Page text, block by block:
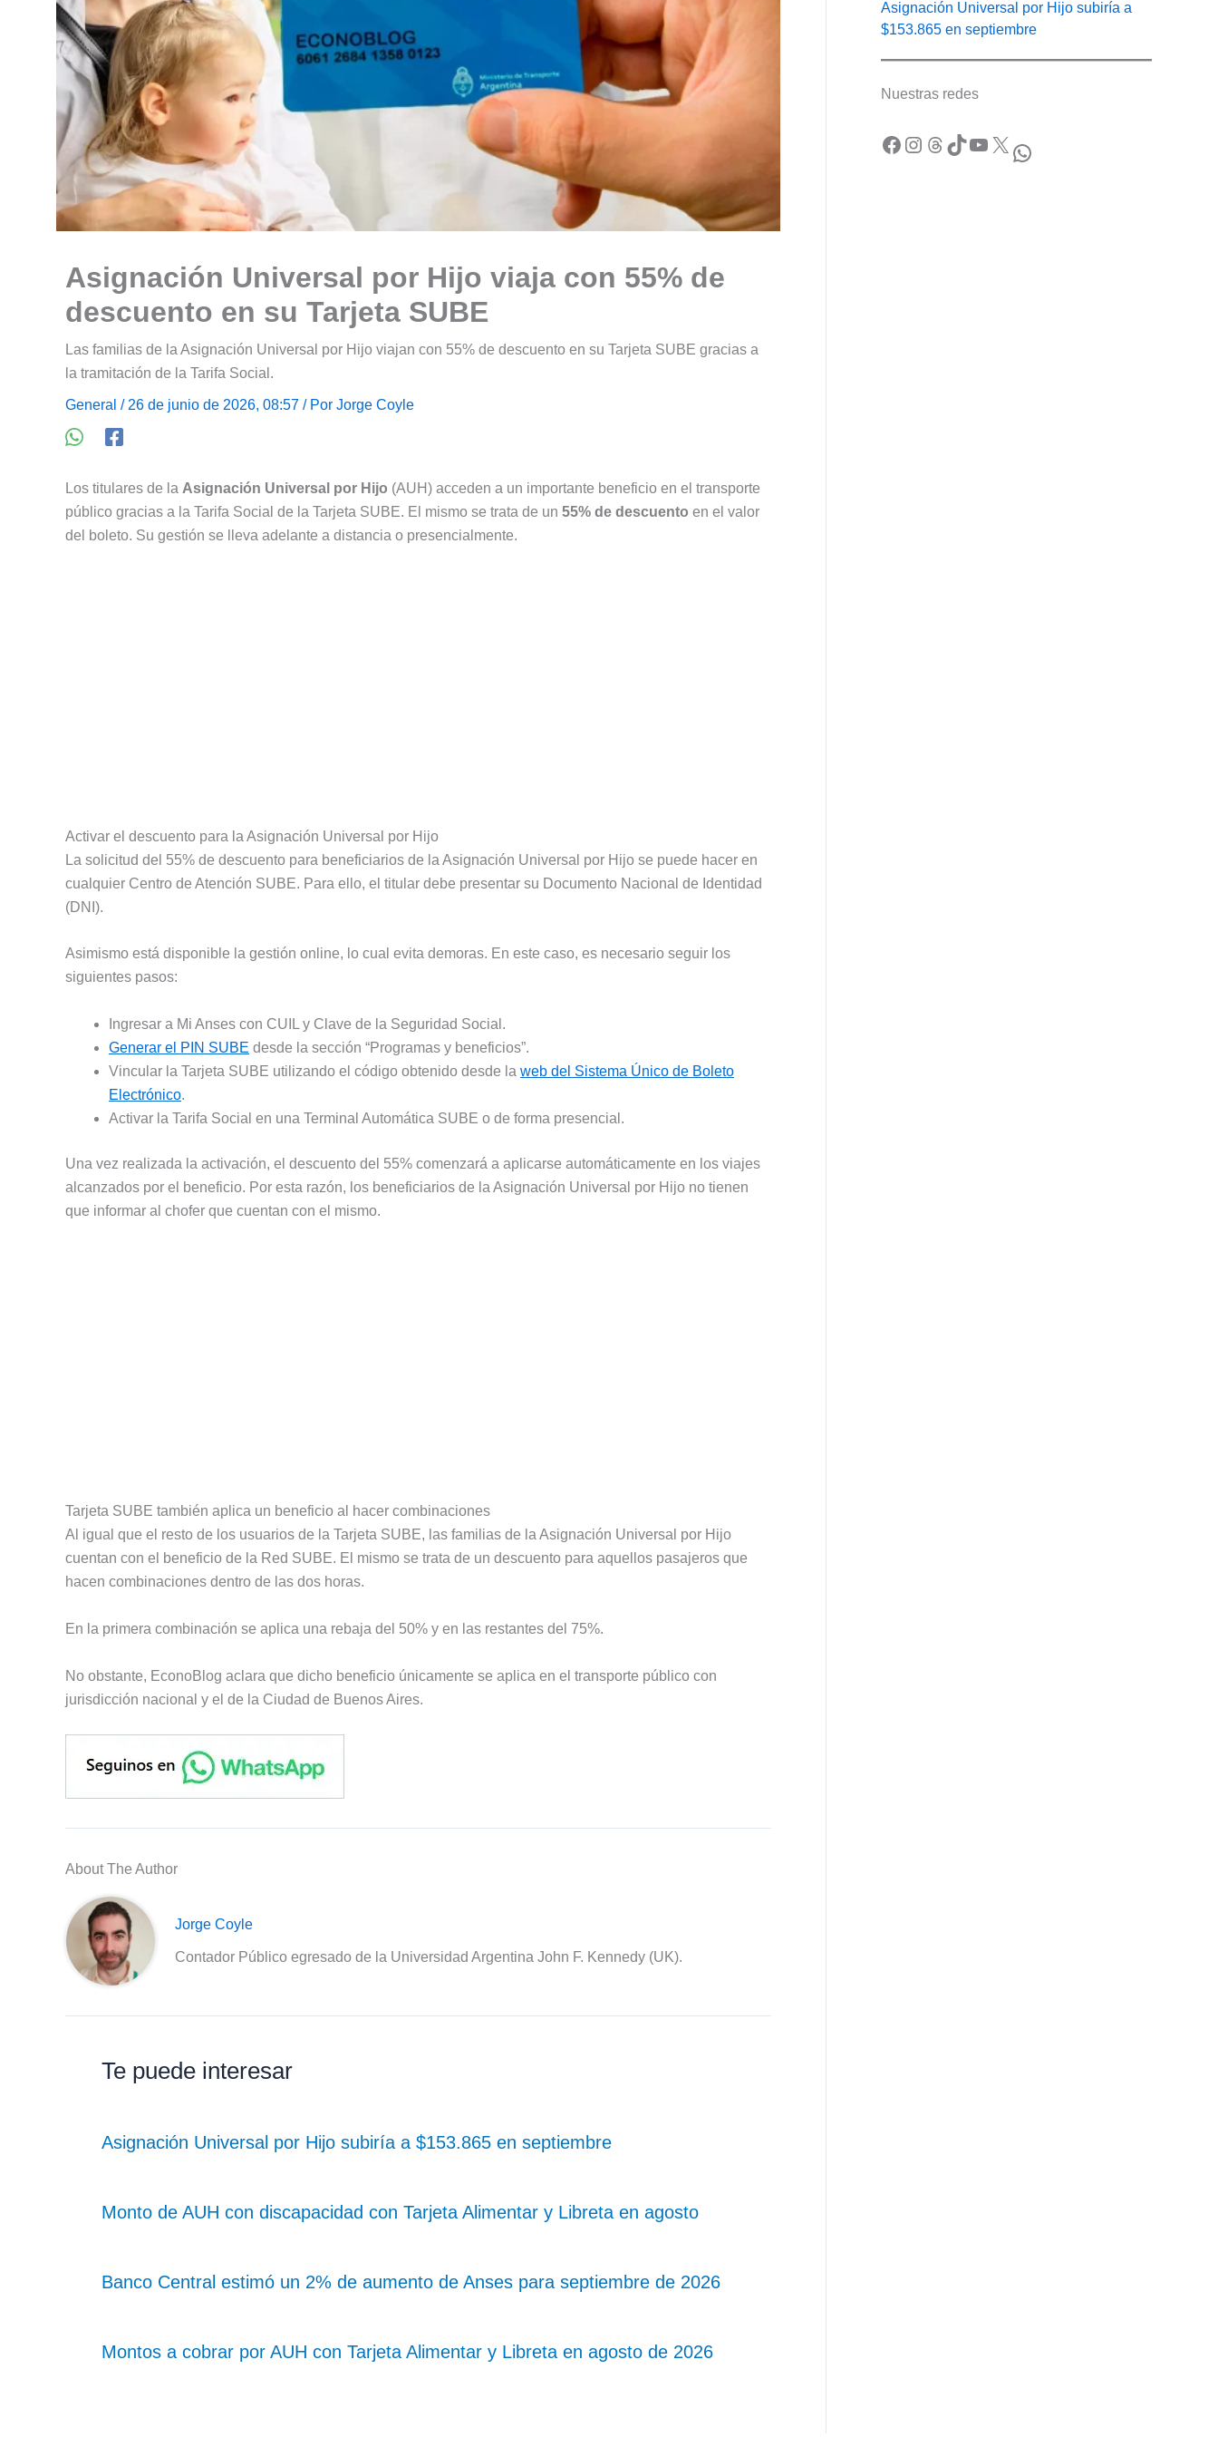
Asignación Universal por Hijo viaja con 55% de
descuento en su Tarjeta SUBE
Las familias de la Asignación Universal por Hijo viajan con 55% de descuento en su Tarjeta SUBE gracias a
la tramitación de la Tarifa Social.
General / 26 de junio de 2026, 08:57 / Por Jorge Coyle
Los titulares de la Asignación Universal por Hijo (AUH) acceden a un importante beneficio en el transporte
público gracias a la Tarifa Social de la Tarjeta SUBE. El mismo se trata de un 55% de descuento en el valor
del boleto. Su gestión se lleva adelante a distancia o presencialmente.
Activar el descuento para la Asignación Universal por Hijo
La solicitud del 55% de descuento para beneficiarios de la Asignación Universal por Hijo se puede hacer en
cualquier Centro de Atención SUBE. Para ello, el titular debe presentar su Documento Nacional de Identidad
(DNI).
Asimismo está disponible la gestión online, lo cual evita demoras. En este caso, es necesario seguir los
siguientes pasos:
Ingresar a Mi Anses con CUIL y Clave de la Seguridad Social.
Generar el PIN SUBE desde la sección “Programas y beneficios”.
Vincular la Tarjeta SUBE utilizando el código obtenido desde la web del Sistema Único de Boleto
Electrónico.
Activar la Tarifa Social en una Terminal Automática SUBE o de forma presencial.
Una vez realizada la activación, el descuento del 55% comenzará a aplicarse automáticamente en los viajes
alcanzados por el beneficio. Por esta razón, los beneficiarios de la Asignación Universal por Hijo no tienen
que informar al chofer que cuentan con el mismo.
Tarjeta SUBE también aplica un beneficio al hacer combinaciones
Al igual que el resto de los usuarios de la Tarjeta SUBE, las familias de la Asignación Universal por Hijo
cuentan con el beneficio de la Red SUBE. El mismo se trata de un descuento para aquellos pasajeros que
hacen combinaciones dentro de las dos horas.
En la primera combinación se aplica una rebaja del 50% y en las restantes del 75%.
No obstante, EconoBlog aclara que dicho beneficio únicamente se aplica en el transporte público con
jurisdicción nacional y el de la Ciudad de Buenos Aires.
About The Author
Jorge Coyle
Contador Público egresado de la Universidad Argentina John F. Kennedy (UK).
Te puede interesar
Asignación Universal por Hijo subiría a $153.865 en septiembre
Monto de AUH con discapacidad con Tarjeta Alimentar y Libreta en agosto
Banco Central estimó un 2% de aumento de Anses para septiembre de 2026
Montos a cobrar por AUH con Tarjeta Alimentar y Libreta en agosto de 2026
Asignación Universal por Hijo subiría a
$153.865 en septiembre
Nuestras redes
Facebook Instagram Threads TikTok YouTube X WhatsApp